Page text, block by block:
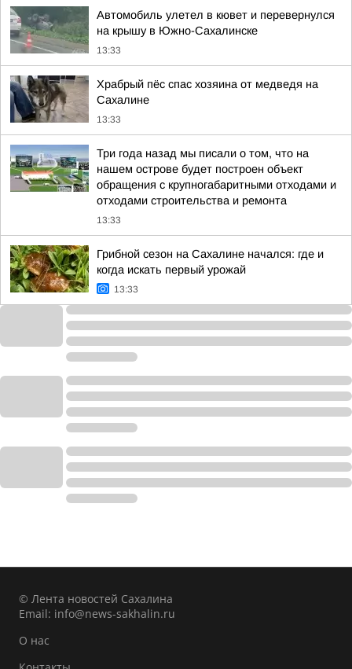
Автомобиль улетел в кювет и перевернулся
на крышу в Южно-Сахалинске
13:33
Храбрый пёс спас хозяина от медведя на
Сахалине
13:33
Три года назад мы писали о том, что на
нашем острове будет построен объект
обращения с крупногабаритными отходами и
отходами строительства и ремонта
13:33
Грибной сезон на Сахалине начался: где и
когда искать первый урожай
13:33
© Лента новостей Сахалина
Email: info@news-sakhalin.ru
О нас